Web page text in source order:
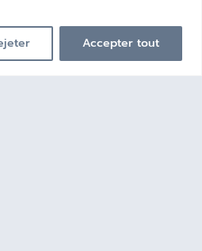
Accepter tout